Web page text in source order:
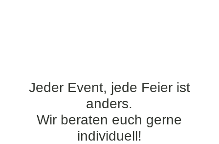
Jeder Event, jede Feier ist
anders.
Wir beraten euch gerne
individuell!